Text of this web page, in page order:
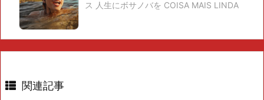
ス 人生にボサノバを COISA MAIS LINDA
関連記事